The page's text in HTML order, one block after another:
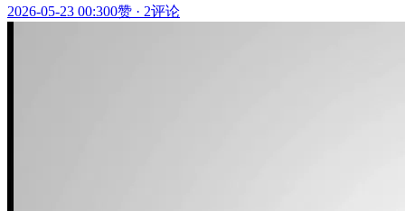
2026-05-23 00:300赞 · 2评论